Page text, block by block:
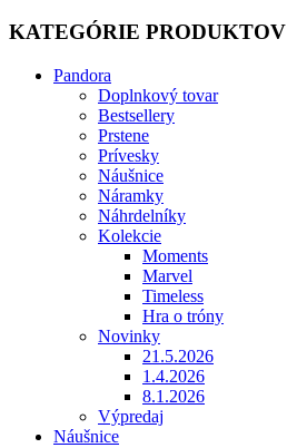
KATEGÓRIE PRODUKTOV
Pandora
Doplnkový tovar
Bestsellery
Prstene
Prívesky
Náušnice
Náramky
Náhrdelníky
Kolekcie
Moments
Marvel
Timeless
Hra o tróny
Novinky
21.5.2026
1.4.2026
8.1.2026
Výpredaj
Náušnice